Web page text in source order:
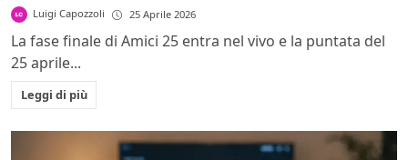
Luigi Capozzoli 25 Aprile 2026
La fase finale di Amici 25 entra nel vivo e la puntata del
25 aprile...
Leggi di più